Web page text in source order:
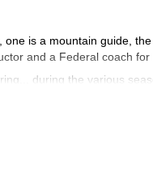
one is a mountain guide, the
and a Federal coach for
during the various
waterfalls.
also several high altitude
Cotopaxi and